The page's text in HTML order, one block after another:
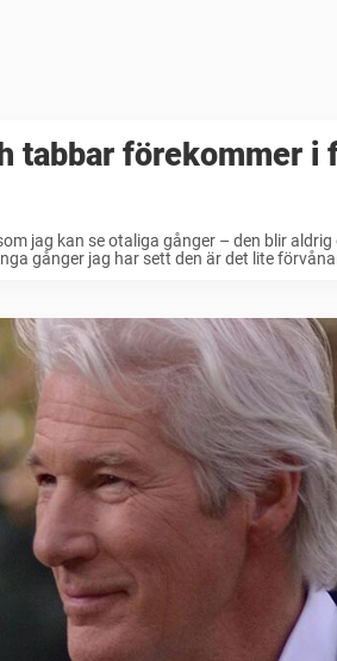
tabbar förekommer i
jag kan se otaliga gånger – den blir aldrig
gånger jag har sett den är det lite